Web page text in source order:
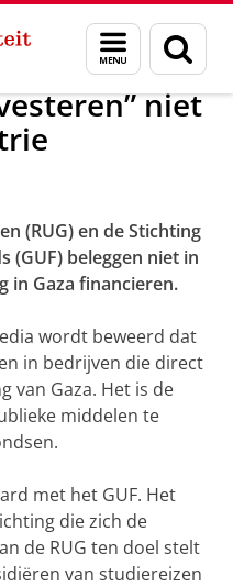
Menu
en
zoeken
niet
(RUG) en de Stichting
(GUF) beleggen niet in
in Gaza financieren.
wordt beweerd dat
in bedrijven die direct
van Gaza. Het is de
middelen te
met het GUF. Het
die zich de
de RUG ten doel stelt
van studiereizen